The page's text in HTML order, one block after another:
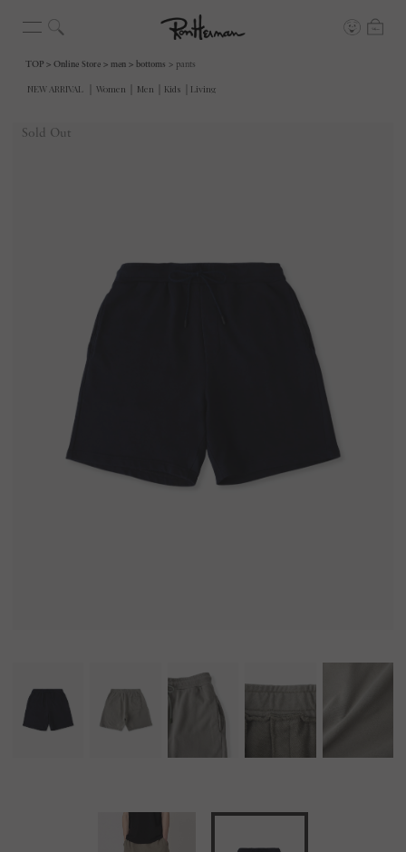
TOP Online Store men bottoms pants
Sold Out